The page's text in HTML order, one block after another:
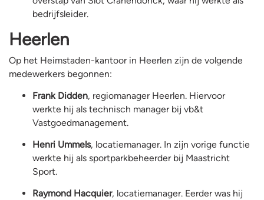
bedrijfsleider.
Heerlen
Op het Heimstaden-kantoor in Heerlen zijn de volgende
medewerkers begonnen:
Frank Didden, regiomanager Heerlen. Hiervoor
werkte hij als technisch manager bij vb&t
Vastgoedmanagement.
Henri Ummels, locatiemanager. In zijn vorige functie
werkte hij als sportparkbeheerder bij Maastricht
Sport.
Raymond Hacquier, locatiemanager. Eerder was hij